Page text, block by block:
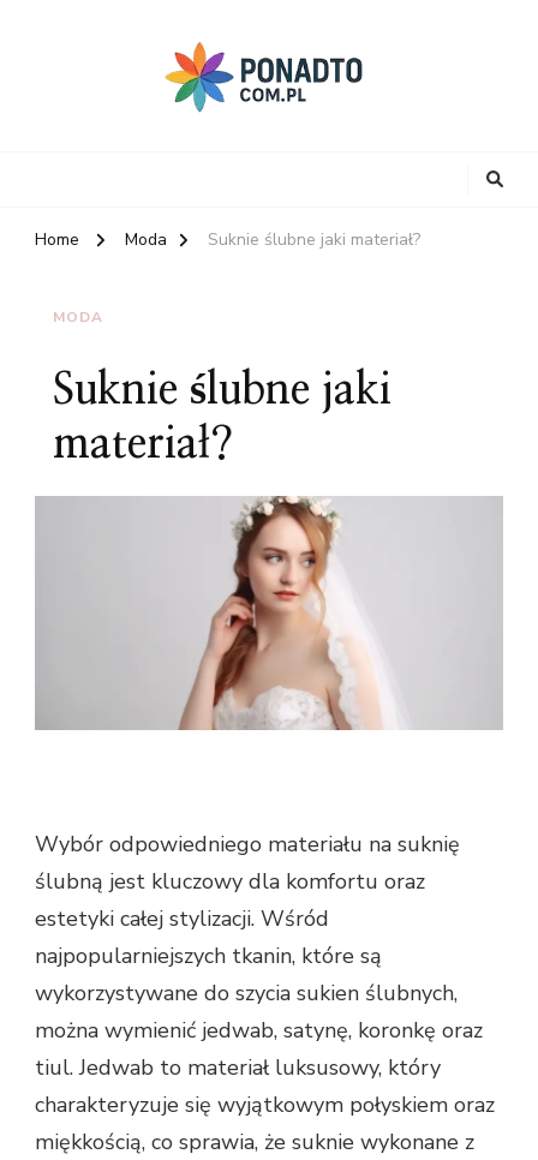
Home Moda Suknie ślubne jaki materiał?
MODA
Suknie ślubne jaki
materiał?
Wybór odpowiedniego materiału na suknię
ślubną jest kluczowy dla komfortu oraz
estetyki całej stylizacji. Wśród
najpopularniejszych tkanin, które są
wykorzystywane do szycia sukien ślubnych,
można wymienić jedwab, satynę, koronkę oraz
tiul. Jedwab to materiał luksusowy, który
charakteryzuje się wyjątkowym połyskiem oraz
miękkością, co sprawia, że suknie wykonane z